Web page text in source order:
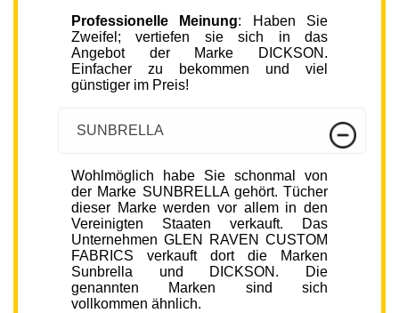
Professionelle Meinung: Haben Sie
Zweifel; vertiefen sie sich in das
Angebot der Marke DICKSON.
Einfacher zu bekommen und viel
günstiger im Preis!
SUNBRELLA
Wohlmöglich habe Sie schonmal von
der Marke SUNBRELLA gehört. Tücher
dieser Marke werden vor allem in den
Vereinigten Staaten verkauft. Das
Unternehmen GLEN RAVEN CUSTOM
FABRICS verkauft dort die Marken
Sunbrella und DICKSON. Die
genannten Marken sind sich
vollkommen ähnlich.